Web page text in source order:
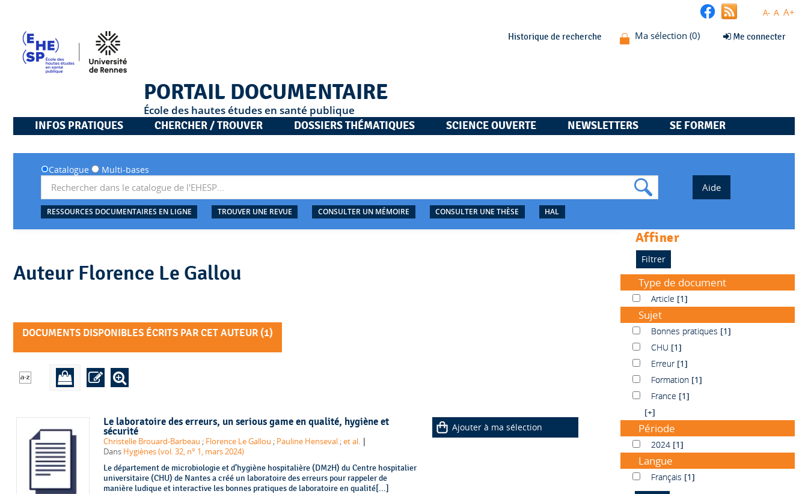
A- A A+
Historique de recherche Me connecter
PORTAIL DOCUMENTAIRE
École des hautes études en santé publique
INFOS PRATIQUES
CHERCHER / TROUVER DOSSIERS THÉMATIQUES SCIENCE OUVERTE NEWSLETTERS SE FORMER
Catalogue Multi-bases
RESSOURCES DOCUMENTAIRES EN LIGNE TROUVER UNE REVUE CONSULTER UN MÉMOIRE CONSULTER UNE THÈSE HAL
Auteur Florence Le Gallou
DOCUMENTS DISPONIBLES ÉCRITS PAR CET AUTEUR (1)
Le laboratoire des erreurs, un serious game en qualité, hygiène et
sécurité
Christelle Brouard-Barbeau ; Florence Le Gallou ; Pauline Henseval ;et al. |
Dans Hygiènes (vol. 32, n° 1, mars 2024)
Le département de microbiologie et d’hygiène hospitalière (DM2H) du Centre hospitalier
universitaire (CHU) de Nantes a créé un laboratoire des erreurs pour rappeler de
manière ludique et interactive les bonnes pratiques de laboratoire en qualité[...]
Ajouter à ma sélection
affiner
Type de document
ArticleArticle [1]
Sujet
Bonnes pratiques
Bonnes pratiques [1]
CHU
CHU [1]
ErreurErreur [1]
FormationFormation [1]
FranceFrance [1]
[+]
Période
20242024 [1]
Langue
FrançaisFrançais [1]